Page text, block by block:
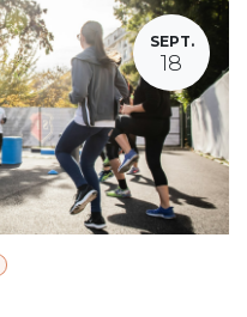
SEPT.
18